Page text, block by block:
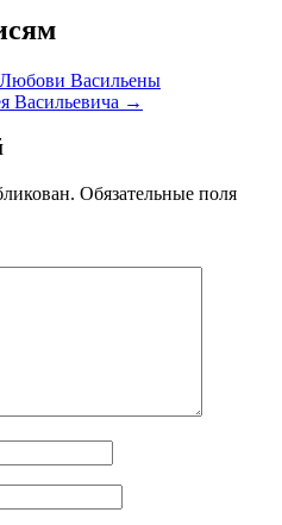
Васильены
→
Обязательные поля